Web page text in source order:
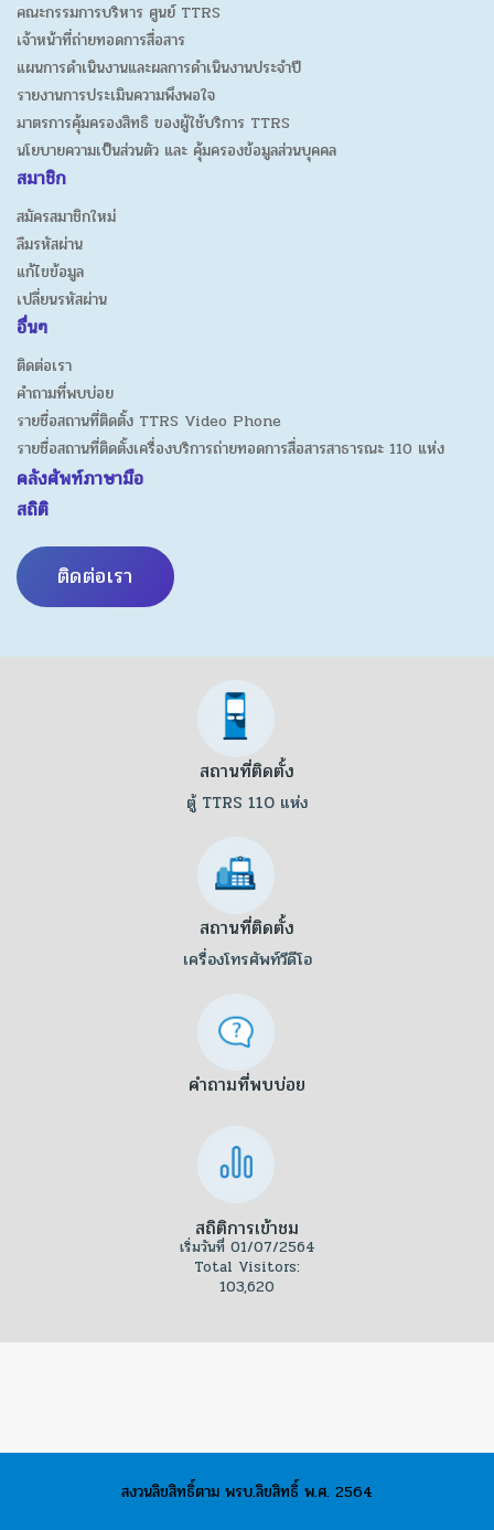
คณะกรรมการบริหาร ศูนย์ TTRS
เจ้าหน้าที่ถ่ายทอดการสื่อสาร
แผนการดำเนินงานและผลการดำเนินงานประจำปี
รายงานการประเมินความพึงพอใจ
มาตรการคุ้มครองสิทธิ ของผู้ใช้บริการ TTRS
นโยบายความเป็นส่วนตัว และ คุ้มครองข้อมูลส่วนบุคคล
สมาชิก
สมัครสมาชิกใหม่
ลืมรหัสผ่าน
แก้ไขข้อมูล
เปลี่ยนรหัสผ่าน
อื่นๆ
ติดต่อเรา
คำถามที่พบบ่อย
รายชื่อสถานที่ติดตั้ง TTRS Video Phone
รายชื่อสถานที่ติดตั้งเครื่องบริการถ่ายทอดการสื่อสารสาธารณะ 110 แห่ง
คลังศัพท์ภาษามือ
สถิติ
ติดต่อเรา
สถานที่ติดตั้ง
ตู้ TTRS 110 แห่ง
สถานที่ติดตั้ง
เครื่องโทรศัพท์วีดีโอ
คำถามที่พบบ่อย
สถิติการเข้าชม
เริ่มวันที่ 01/07/2564
Total Visitors:
103,620
สงวนลิขสิทธิ์ตาม พรบ.ลิขสิทธิ์ พ.ศ. 2564